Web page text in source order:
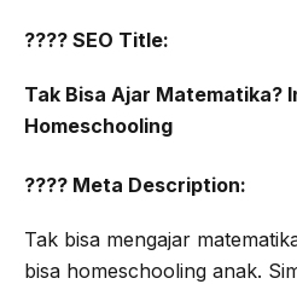
???? SEO Title:
Tak Bisa Ajar Matematika?
Homeschooling
???? Meta Description:
Tak bisa mengajar
bisa homeschooling anak.